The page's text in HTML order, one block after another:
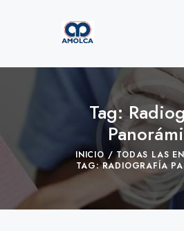
Tag:
INICIO
TODAS LAS
TAG: RADIOGRAFÍA